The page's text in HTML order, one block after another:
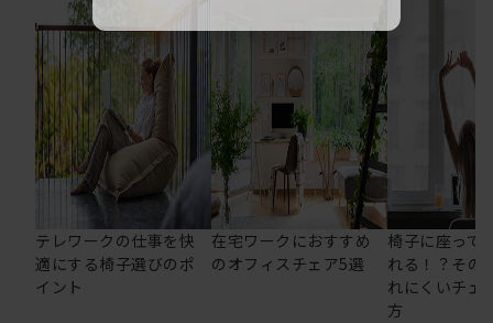
テレワークの仕事を快
適にする椅子選びのポ
イント
在宅ワークにおすすめ
のオフィスチェア5選
椅子に座って
れる！？その
れにくいチェ
方